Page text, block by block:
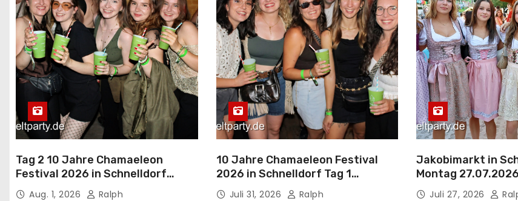
Tag 2 10 Jahre Chamaeleon
Festival 2026 in Schnelldorf
Sa.01.08.2026.
Aug. 1, 2026 Ralph
10 Jahre Chamaeleon Festival
2026 in Schnelldorf Tag 1
Fr.31.07.2026.
Juli 31, 2026 Ralph
Jakobimarkt in
Montag
Juli 27, 2026